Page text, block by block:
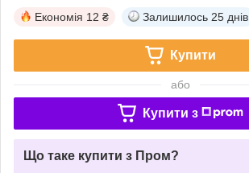
Економія 12 ₴ Залишилось 25 днів
Купити
або
Купити з
Що таке купити з Пром?